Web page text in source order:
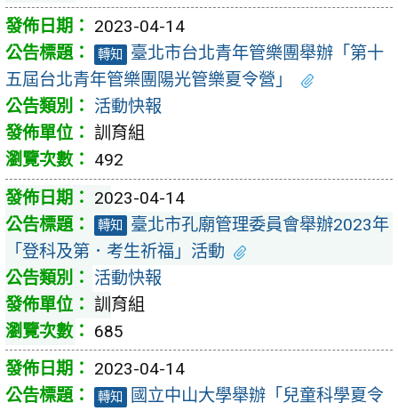
2023-04-14
轉知
臺北市台北青年管樂團舉辦「第十
五屆台北青年管樂團陽光管樂夏令營」
活動快報
訓育組
492
2023-04-14
轉知
臺北市孔廟管理委員會舉辦2023年
「登科及第．考生祈福」活動
活動快報
訓育組
685
2023-04-14
轉知
國立中山大學舉辦「兒童科學夏令